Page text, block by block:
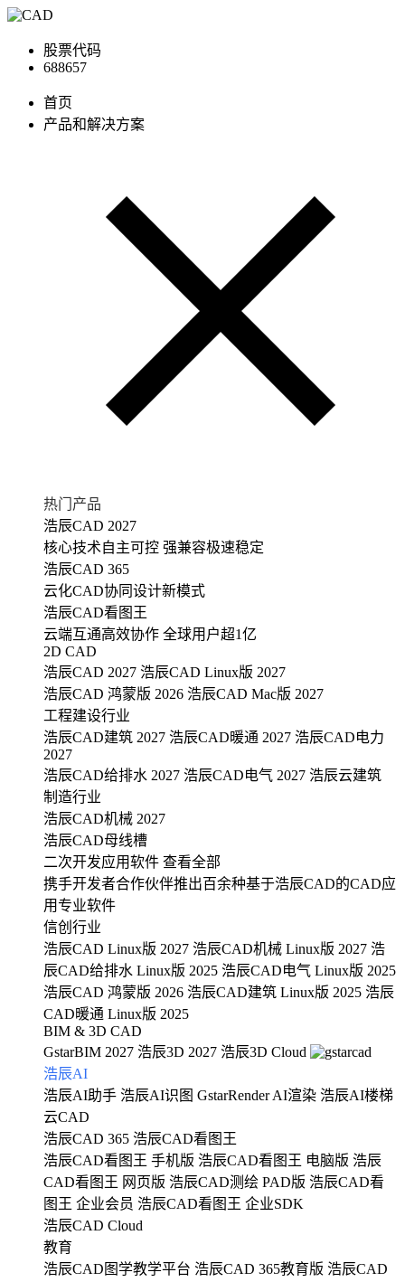
股票代码
688657
首页
产品和解决方案
热门产品
浩辰CAD 2027
核心技术自主可控 强兼容极速稳定
浩辰CAD 365
云化CAD协同设计新模式
浩辰CAD看图王
云端互通高效协作 全球用户超1亿
2D CAD
浩辰CAD 2027 浩辰CAD Linux版 2027
浩辰CAD 鸿蒙版 2026 浩辰CAD Mac版 2027
工程建设行业
浩辰CAD建筑 2027 浩辰CAD暖通 2027 浩辰CAD电力
2027
浩辰CAD给排水 2027 浩辰CAD电气 2027 浩辰云建筑
制造行业
浩辰CAD机械 2027
浩辰CAD母线槽
二次开发应用软件 查看全部
携手开发者合作伙伴推出百余种基于浩辰CAD的CAD应
用专业软件
信创行业
浩辰CAD Linux版 2027 浩辰CAD机械 Linux版 2027 浩
辰CAD给排水 Linux版 2025 浩辰CAD电气 Linux版 2025
浩辰CAD 鸿蒙版 2026 浩辰CAD建筑 Linux版 2025 浩辰
CAD暖通 Linux版 2025
BIM & 3D CAD
GstarBIM 2027 浩辰3D 2027 浩辰3D Cloud
浩辰AI
浩辰AI助手 浩辰AI识图 GstarRender AI渲染 浩辰AI楼梯
云CAD
浩辰CAD 365 浩辰CAD看图王
浩辰CAD看图王 手机版 浩辰CAD看图王 电脑版 浩辰
CAD看图王 网页版 浩辰CAD测绘 PAD版 浩辰CAD看
图王 企业会员 浩辰CAD看图王 企业SDK
浩辰CAD Cloud
教育
浩辰CAD图学教学平台 浩辰CAD 365教育版 浩辰CAD